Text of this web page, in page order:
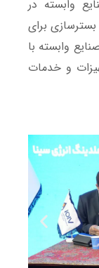
وابسته در
برای
وابسته با
و خدمات